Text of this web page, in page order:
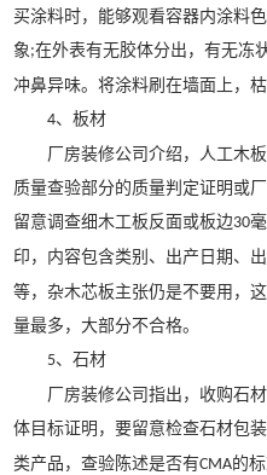
买涂料时，能够观看容器内涂料
象;在外表有无胶体分出，有无冻
冲鼻异味。将涂料刷在墙面上，
4、板材
厂房装修公司介绍，人工木板
质量查验部分的质量判定证明或
留意调查细木工板反面或板边30
印，内容包含类别、出产日期、
等，杂木芯板主张仍是不要用，
量最多，大部分不合格。
5、石材
厂房装修公司指出，收购石材
体目标证明，要留意检查石材包
类产品，查验陈述是否有CMA的